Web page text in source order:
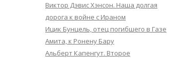
Виктор Дэвис Хэнсон. Наша долгая
дорога к войне с Ираном
Ицик Бунцель, отец погибшего в Газе
Амита, к Ронену Бару
Альберт Капенгут. Второе